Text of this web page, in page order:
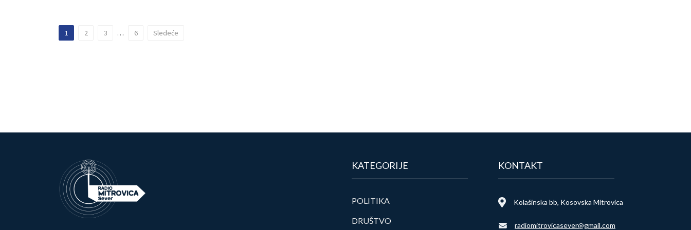
1 2 3 … 6 Sledeće
KATEGORIJE
POLITIKA
DRUŠTVO
KONTAKT
Kolašinska bb, Kosovska Mitrovica
radiomitrovicasever@gmail.com